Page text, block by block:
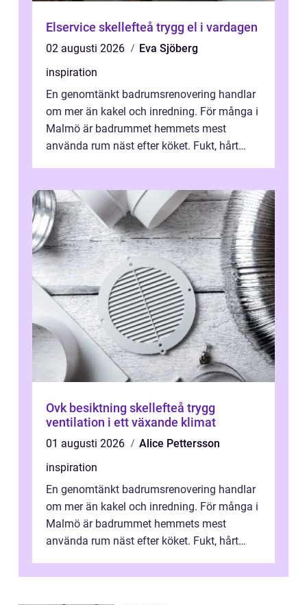
Elservice skellefteå trygg el i vardagen
02 augusti 2026
Eva Sjöberg
inspiration
En genomtänkt badrumsrenovering handlar
om mer än kakel och inredning. För många i
Malmö är badrummet hemmets mest
använda rum näst efter köket. Fukt, hårt
Ovk besiktning skellefteå trygg
ventilation i ett växande klimat
01 augusti 2026
Alice Pettersson
inspiration
En genomtänkt badrumsrenovering handlar
om mer än kakel och inredning. För många i
Malmö är badrummet hemmets mest
använda rum näst efter köket. Fukt, hårt
...